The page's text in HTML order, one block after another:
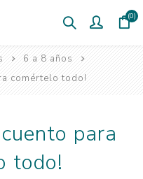
(0)
6 a 8 años
comértelo todo!
para
todo!